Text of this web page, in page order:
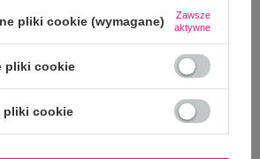
OGLĄDANE
Zobacz wszystko
pliki cookie (wymagane)
Zawsze
aktywne
pliki cookie
pliki cookie